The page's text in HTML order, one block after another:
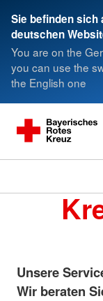
Sie befinden sich
deutschen
You are on the
you can use the
the English one
Unsere
Wir beraten